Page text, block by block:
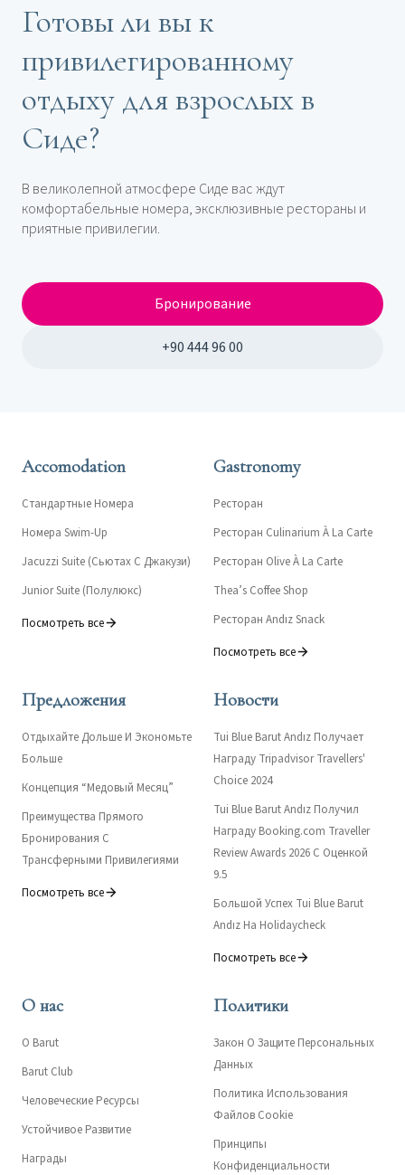
Готовы ли вы к
привилегированному
отдыху для взрослых в
Сиде?
В великолепной атмосфере Сиде вас ждут
комфортабельные номера, эксклюзивные рестораны и
приятные привилегии.
Бронирование
+90 444 96 00
Accomodation
Стандартные Номера
Номера Swim-Up
Jacuzzi Suite (Сьютах С Джакузи)
Junior Suite (Полулюкс)
Посмотреть все
Gastronomy
Ресторан
Ресторан Culinarium À La Carte
Ресторан Olive À La Carte
Thea’s Coffee Shop
Ресторан Andız Snack
Посмотреть все
Предложения
Отдыхайте Дольше И Экономьте
Больше
Концепция “Медовый Месяц”
Преимущества Прямого
Бронирования С
Трансферными Привилегиями
Посмотреть все
Новости
Tui Blue Barut Andız Получает
Награду Tripadvisor Travellers'
Choice 2024
Tui Blue Barut Andız Получил
Награду Booking.com Traveller
Review Awards 2026 С Оценкой
9.5
Большой Успех Tui Blue Barut
Andız На Holidaycheck
Посмотреть все
О нас
О Barut
Barut Club
Человеческие Ресурсы
Устойчивое Развитие
Награды
Политики
Закон О Защите Персональных
Данных
Политика Использования
Файлов Cookie
Принципы
Конфиденциальности